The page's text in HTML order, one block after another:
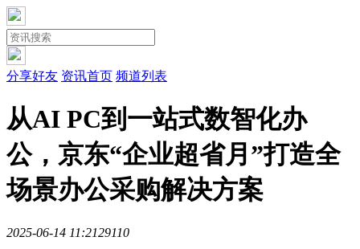
分享好友 资讯首页 频道列表
从AI PC到一站式数智化办
公，京东“企业超省月”打造全
场景办公采购解决方案
2025-06-14 11:2129110